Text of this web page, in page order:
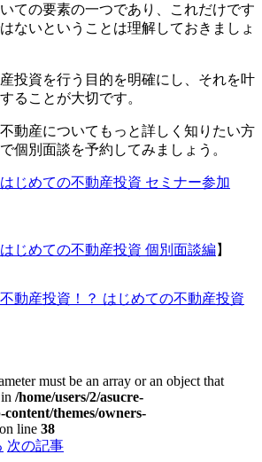
ての要素の一つであり、これだけです
ないということは理解しておきましょ
投資を行う目的を明確にし、それを叶
ることが大切です。
動産についてもっと詳しく知りたい方
個別面談を予約してみましょう。
じめての不動産投資 セミナー参加
じめての不動産投資 個別面談編】
動産投資！？ はじめての不動産投資
must be an array or an object that
/home/users/2/asucre-
themes/owners-
on line 38
次の記事